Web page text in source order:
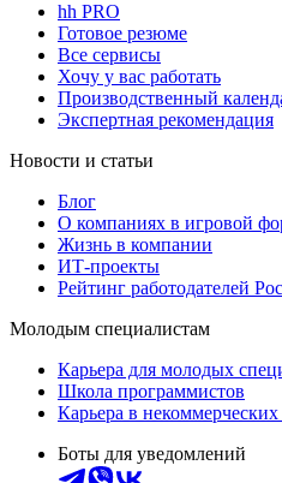
hh PRO
Готовое резюме
Все сервисы
Хочу у вас работать
Производственный
Экспертная рекомендация
Новости и статьи
Блог
О компаниях в игровой
Жизнь в компании
ИТ-проекты
Рейтинг работодателей
Молодым специалистам
Карьера для молодых
Школа программистов
Карьера в
Боты для уведомлений